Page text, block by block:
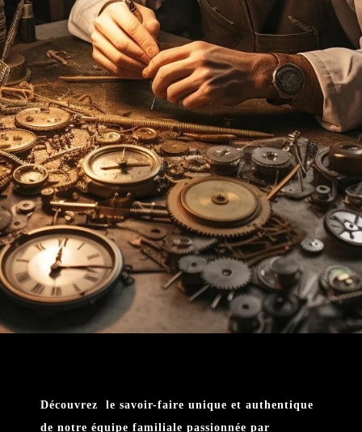
Découvrez le savoir-faire unique et authentique
de notre équipe familiale passionnée par